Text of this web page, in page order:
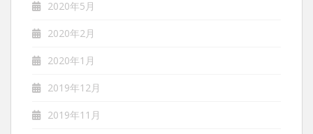
2020年5月
2020年2月
2020年1月
2019年12月
2019年11月